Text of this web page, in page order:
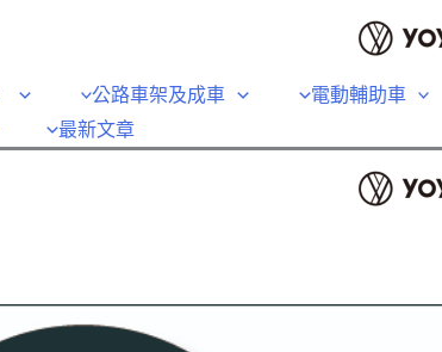
公路車架及成車 電動輔助車
最新文章